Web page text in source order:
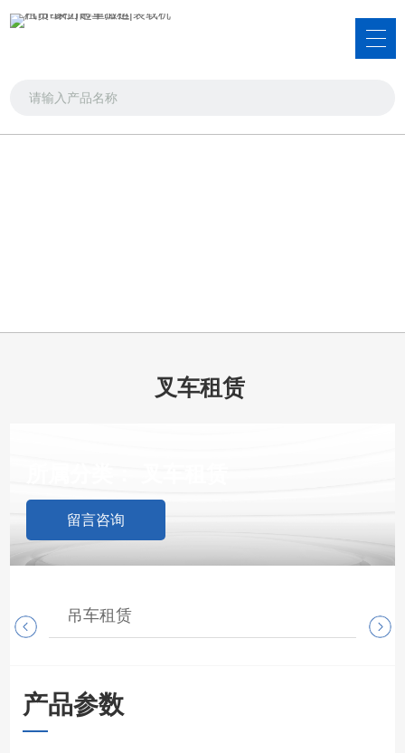
叉车租赁
留言咨询
吊车租赁 随
产品参数